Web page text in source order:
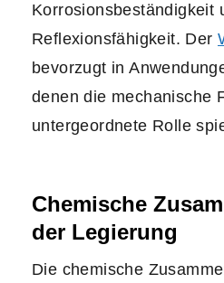
Korrosionsbeständigkeit
Reflexionsfähigkeit. Der
bevorzugt in
denen die mechanische
untergeordnete Rolle
Chemische
der Legierung
Die chemische